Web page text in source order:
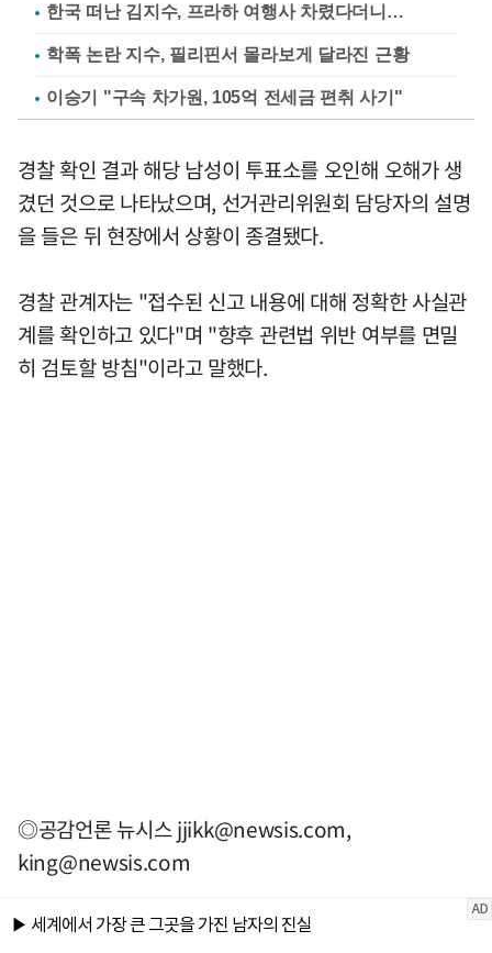
한국 떠난 김지수, 프라하 여행사 차렸다더니…
학폭 논란 지수, 필리핀서 몰라보게 달라진 근황
이승기 "구속 차가원, 105억 전세금 편취 사기"
경찰 확인 결과 해당 남성이 투표소를 오인해 오해가 생
겼던 것으로 나타났으며, 선거관리위원회 담당자의 설명
을 들은 뒤 현장에서 상황이 종결됐다.
경찰 관계자는 "접수된 신고 내용에 대해 정확한 사실관
계를 확인하고 있다"며 "향후 관련법 위반 여부를 면밀
히 검토할 방침"이라고 말했다.
◎공감언론 뉴시스jjikk@newsis.com,
king@newsis.com